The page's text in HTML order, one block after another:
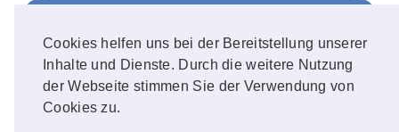
Cookies helfen uns bei der Bereitstellung unserer
Inhalte und Dienste. Durch die weitere Nutzung
der Webseite stimmen Sie der Verwendung von
Cookies zu.
FOLLOW ME!
Instagram
OUR PHOTOS!